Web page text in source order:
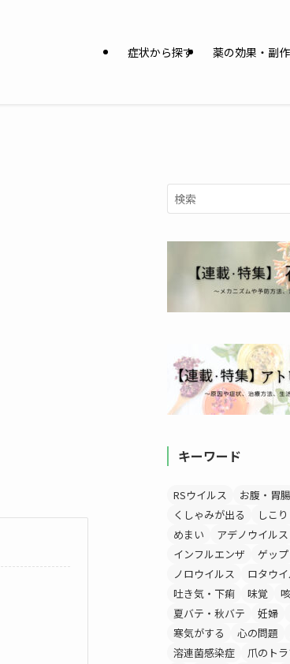
症状から探す 薬の効果・副
キーワード
RSウイルス お腹・胃腸
くしゃみが出る
しこ
めまい
アデノウイルス
インフルエンザ
ゲップ
ノロウイルス
ロタウ
吐き気・下痢
味覚
夏バテ・秋バテ
妊婦
寒気がする
心の問題
溶連菌感染症
爪のト